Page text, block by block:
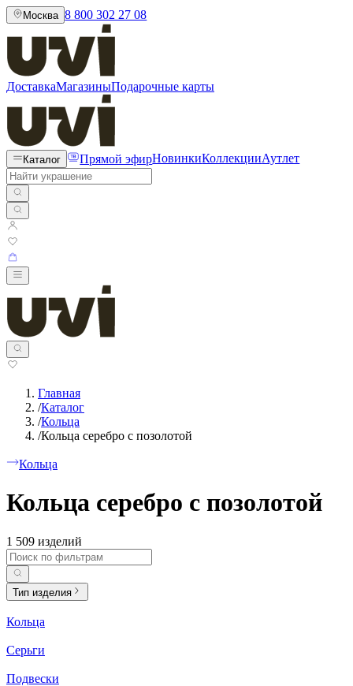
Москва 8 800 302 27 08
ДоставкаМагазиныПодарочные карты
Каталог Прямой эфирНовинкиКоллекцииАутлет
Главная
/Каталог
/Кольца
/Кольца серебро с позолотой
Кольца
Кольца серебро с позолотой
1 509 изделий
Тип изделия
Кольца
Серьги
Подвески